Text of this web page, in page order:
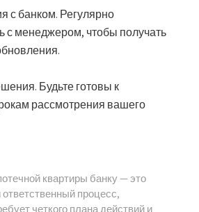
с банком. Регулярно
с менеджером, чтобы получать
Будьте готовы к
рассмотрения вашего
квартиры банку — это
процесс,
четкого плана действий и